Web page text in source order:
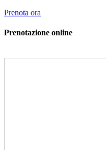
Prenota ora
Prenotazione online